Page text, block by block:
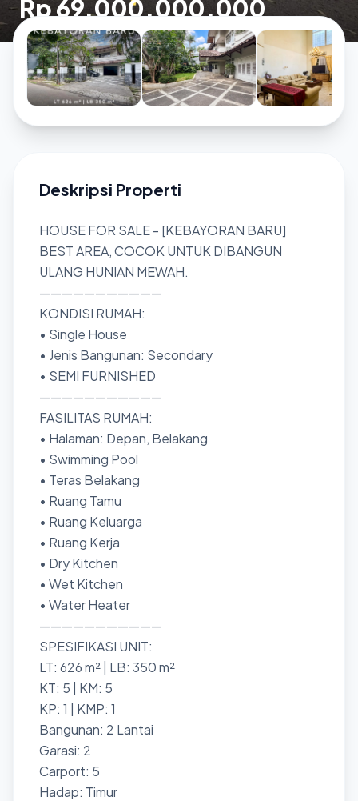
Rp 69.000.000.000
Deskripsi Properti
HOUSE FOR SALE - [KEBAYORAN BARU]
BEST AREA, COCOK UNTUK DIBANGUN
ULANG HUNIAN MEWAH.
———————————
KONDISI RUMAH:
• Single House
• Jenis Bangunan: Secondary
• SEMI FURNISHED
———————————
FASILITAS RUMAH:
• Halaman: Depan, Belakang
• Swimming Pool
• Teras Belakang
• Ruang Tamu
• Ruang Keluarga
• Ruang Kerja
• Dry Kitchen
• Wet Kitchen
• Water Heater
———————————
SPESIFIKASI UNIT:
LT: 626 m² | LB: 350 m²
KT: 5 | KM: 5
KP: 1 | KMP: 1
Bangunan: 2 Lantai
Garasi: 2
Carport: 5
Hadap: Timur